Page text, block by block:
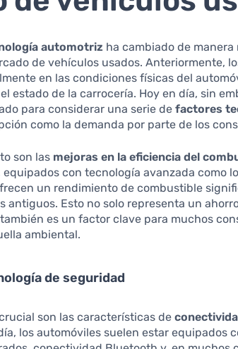
automotriz ha cambiado de manera
de vehículos usados. Anteriormente,
en las condiciones físicas del
estado de la carrocería. Hoy en día, sin
para considerar una serie defactores
como la demanda por parte de los
son las mejoras en la eficiencia del
con tecnología avanzada como
un rendimiento de combustible
antiguos. Esto no solo representa un
es un factor clave para muchos
ambiental.
de seguridad
son las características de
los automóviles suelen estar equipados